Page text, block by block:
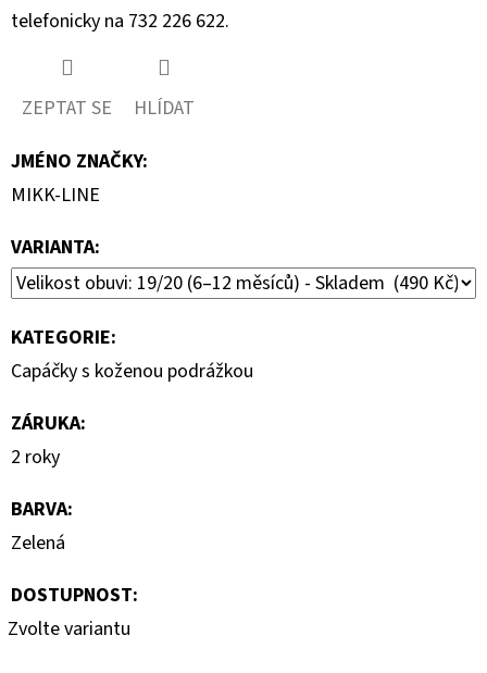
telefonicky na 732 226 622.
ZEPTAT SE
HLÍDAT
JMÉNO ZNAČKY:
MIKK-LINE
VARIANTA:
KATEGORIE:
Capáčky s koženou podrážkou
ZÁRUKA:
2 roky
BARVA:
Zelená
DOSTUPNOST:
Zvolte variantu